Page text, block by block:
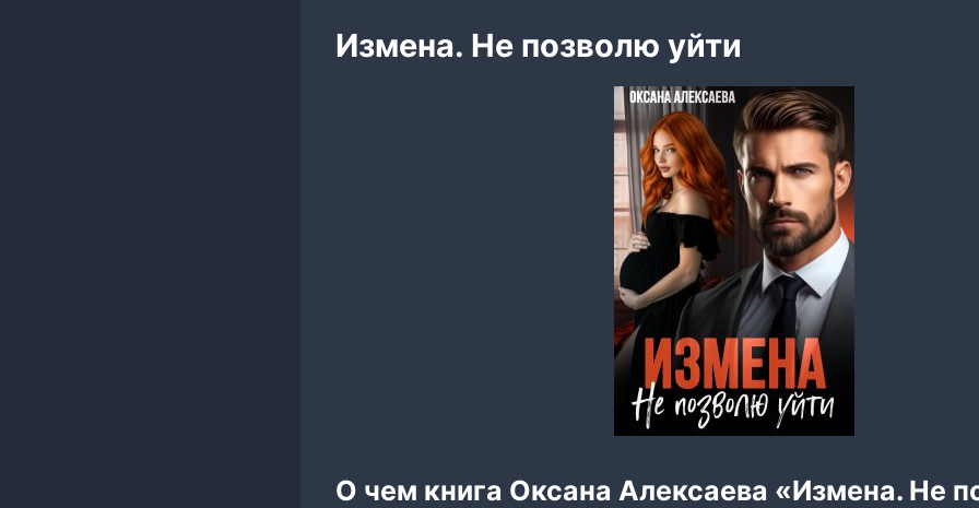
Измена. Не позволю уйти
О чем книга Оксана Алексаева «Измена. Не